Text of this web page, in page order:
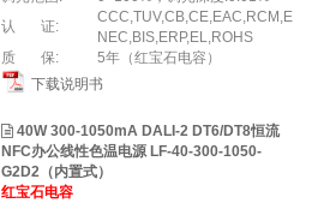
认 证:
CCC,TUV,CB,CE,EAC,RCM,E
NEC,BIS,ERP,EL,ROHS
质 保:
5年（红宝石电容）
下载说明书
40W 300-1050mA DALI-2 DT6/DT8恒流
NFC办公线性色温电源 LF-40-300-1050-
G2D2（内置式）
红宝石电容